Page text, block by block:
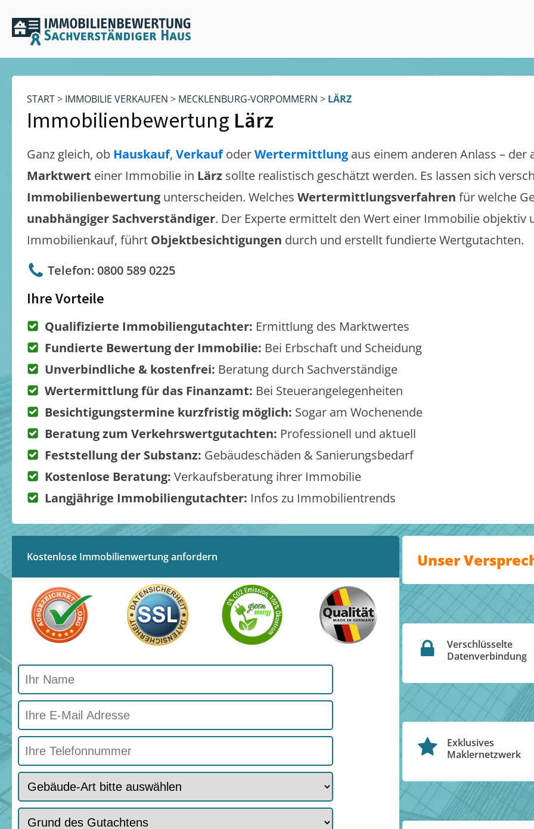
START> IMMOBILIE VERKAUFEN > MECKLENBURG-VORPOMMERN > LÄRZ
Immobilienbewertung Lärz
Ganz gleich, ob Hauskauf, VerkaufoderWertermittlung aus einem anderen Anlass – der
Marktwert einer Immobilie in Lärz sollte realistisch geschätzt werden. Es lassen sich
Immobilienbewertung unterscheiden. Welches Wertermittlungsverfahren für welche
unabhängiger Sachverständiger. Der Experte ermittelt den Wert einer Immobilie objektiv
Immobilienkauf, führt Objektbesichtigungen durch und erstellt fundierte Wertgutachten.
Telefon: 0800 589 0225
Ihre Vorteile
Qualifizierte Immobiliengutachter: Ermittlung des Marktwertes
Fundierte Bewertung der Immobilie: Bei Erbschaft und Scheidung
Unverbindliche & kostenfrei: Beratung durch Sachverständige
Wertermittlung für das Finanzamt: Bei Steuerangelegenheiten
Besichtigungstermine kurzfristig möglich: Sogar am Wochenende
Beratung zum Verkehrswertgutachten: Professionell und aktuell
Feststellung der Substanz: Gebäudeschäden & Sanierungsbedarf
Kostenlose Beratung: Verkaufsberatung ihrer Immobilie
Langjährige Immobiliengutachter: Infos zu Immobilientrends
Kostenlose Immobilienwertung anfordern Unser
Verschlüsselte
Datenverbindung
Exklusives
Maklernetzwerk